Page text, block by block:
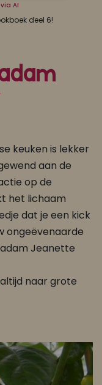
2026
Kookboek.
AI
deel 6!
keuken is lekker
aan de
op de
het lichaam
dat je een kick
ongeëvenaarde
Jeanette
altijd naar grote